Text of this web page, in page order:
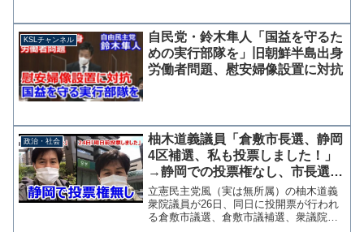
挙管理委員会から3度に渡り注意を受けて
いたことがわかった...
KSLチャンネル
自民党・鈴木隼人「国益を守るた
めの実行部隊を」旧朝鮮半島出身
労働者問題、慰安婦像設置に対抗
政治・社会
柚木道義議員「倉敷市長選、静岡
4区補選、私も投票しました！」
→静岡での投票権なし、市長選は
期日前投票済で2度目の投票報告
立憲民主党風（実は無所属）の柚木道義
衆院議員が26日、同日に投開票が行われ
る倉敷市議選、倉敷市議補選、衆議院静